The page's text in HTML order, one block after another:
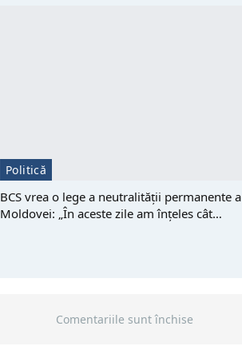
Politică
BCS vrea o lege a neutralității permanente a
Moldovei: „În aceste zile am înțeles cât…
Comentariile sunt închise